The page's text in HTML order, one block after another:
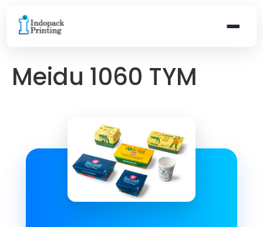
Meidu 1060 TYM